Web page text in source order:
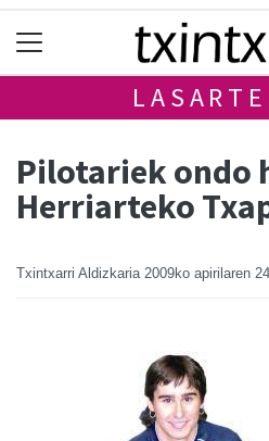
Pilotariek ondo
Herriarteko
Txintxarri Aldizkaria 2009ko apirilaren